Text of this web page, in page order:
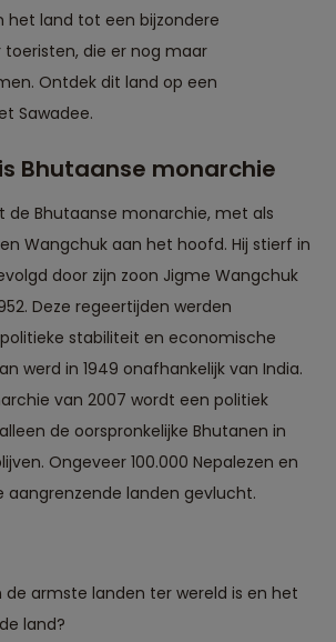
het land tot een bijzondere
die er nog maar
Ontdek dit land op een
Sawadee.
Bhutaanse monarchie
de Bhutaanse monarchie, met als
Wangchuk aan het hoofd. Hij stierf in
door zijn zoon Jigme Wangchuk
Deze regeertijden werden
stabiliteit en economische
werd in 1949 onafhankelijk van India.
van 2007 wordt een politiek
de oorspronkelijke Bhutanen in
Ongeveer 100.000 Nepalezen en
aangrenzende landen gevlucht.
de armste landen ter wereld is en het
land?